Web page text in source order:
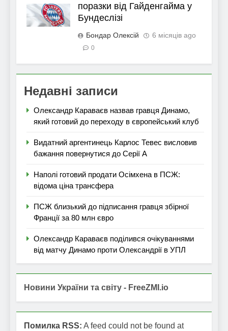
поразки від Гайденгайма у
Бундеслізі
Бондар Олексій 6 місяців ago
0
Недавні записи
Олександр Караваєв назвав гравця Динамо,
який готовий до переходу в європейський клуб
Видатний аргентинець Карлос Тевес висловив
бажання повернутися до Серії А
Наполі готовий продати Осімхена в ПСЖ:
відома ціна трансфера
ПСЖ близький до підписання гравця збірної
Франції за 80 млн євро
Олександр Караваєв поділився очікуваннями
від матчу Динамо проти Олександрії в УПЛ
Новини України та світу - FreeZMI.io
Помилка RSS: A feed could not be found at